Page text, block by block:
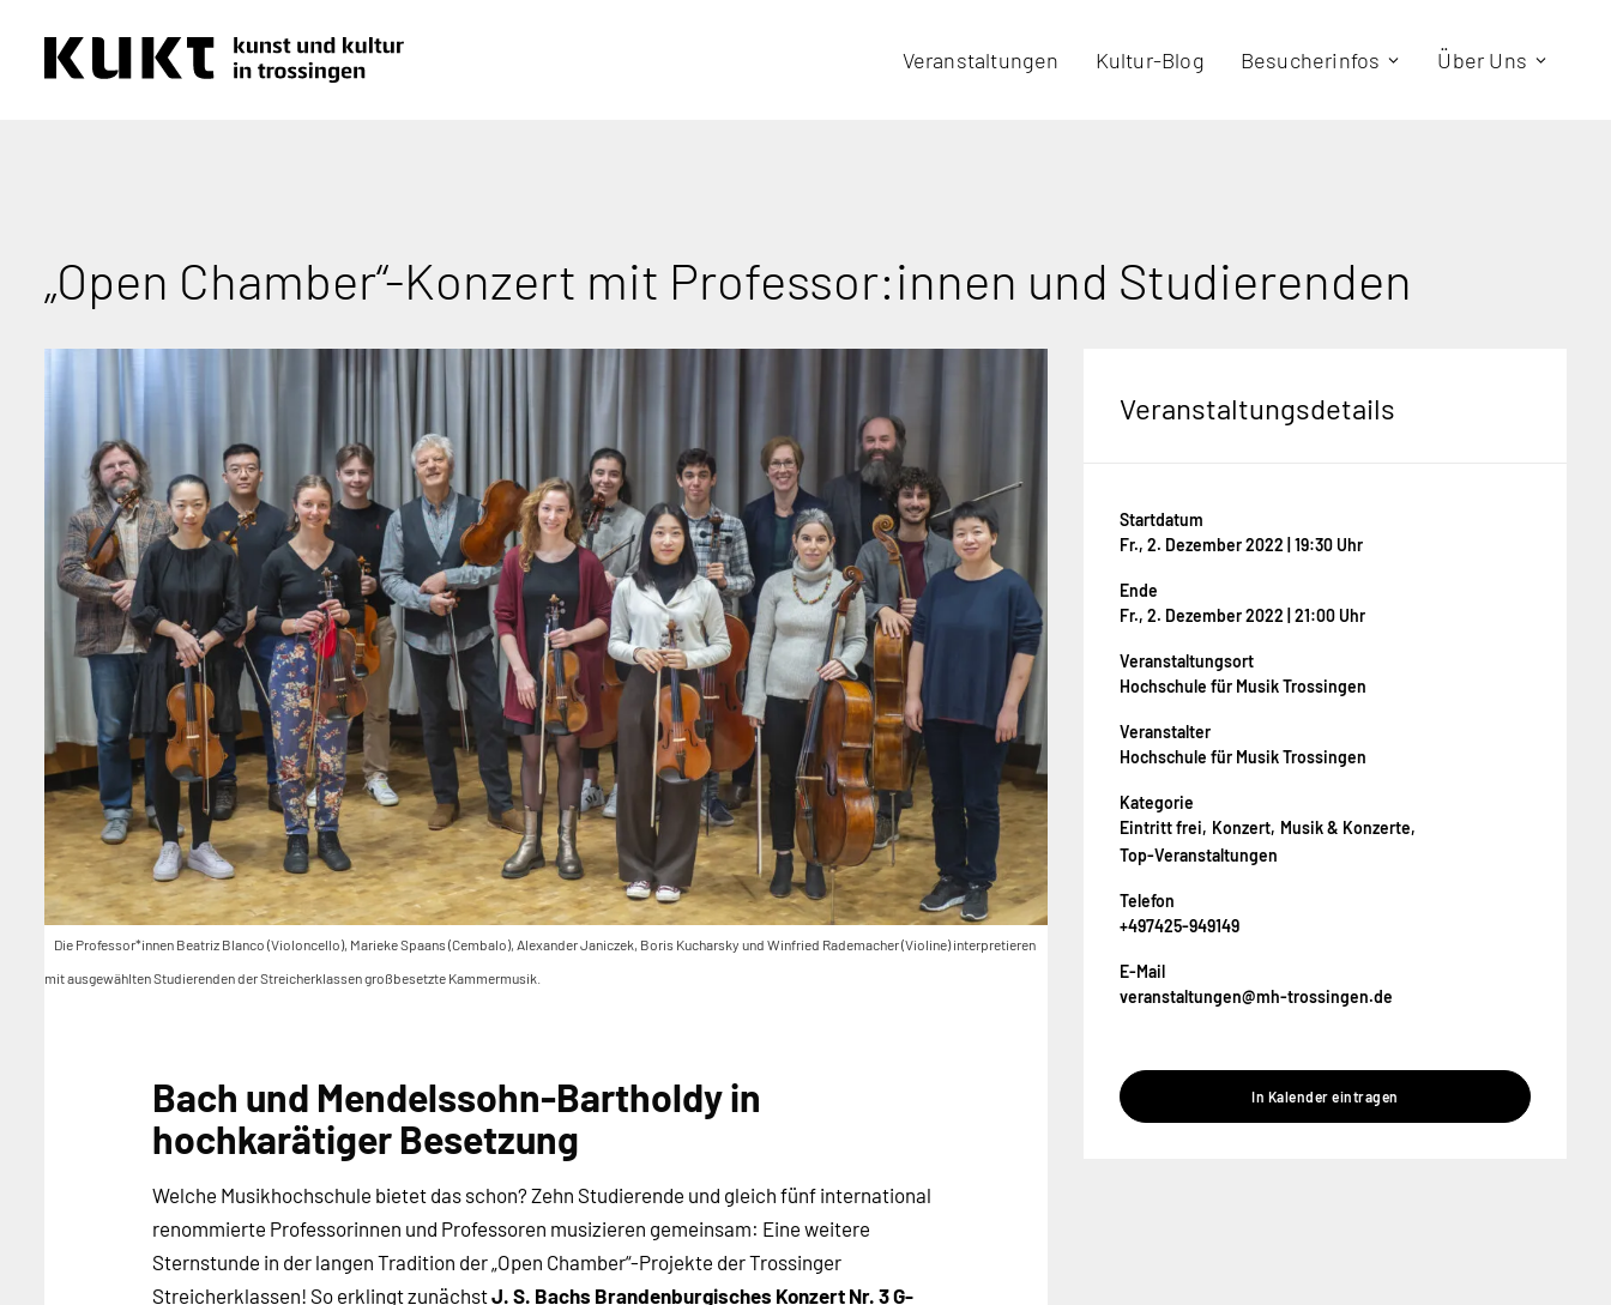
Veranstaltungen Kultur-Blog Besucherinfos Über Uns
„Open Chamber“-Konzert mit Professor:innen und Studierenden
Die Professor*innen Beatriz Blanco (Violoncello), Marieke Spaans (Cembalo), Alexander Janiczek, Boris Kucharsky und Winfried Rademacher (Violine) interpretieren
mit ausgewählten Studierenden der Streicherklassen großbesetzte Kammermusik.
Bach und Mendelssohn-Bartholdy in
hochkarätiger Besetzung
Welche Musikhochschule bietet das schon? Zehn Studierende und gleich fünf international
renommierte Professorinnen und Professoren musizieren gemeinsam: Eine weitere
Sternstunde in der langen Tradition der „Open Chamber“-Projekte der Trossinger
Streicherklassen! So erklingt zunächstJ. S. Bachs Brandenburgisches Konzert Nr. 3 G-
Veranstaltungsdetails
Startdatum
Fr., 2. Dezember 2022 | 19:30 Uhr
Ende
Fr., 2. Dezember 2022 | 21:00 Uhr
Veranstaltungsort
Hochschule für Musik Trossingen
Veranstalter
Hochschule für Musik Trossingen
Kategorie
Eintritt frei Konzert Musik & Konzerte
Top-Veranstaltungen
Telefon
+497425-949149
E-Mail
veranstaltungen@mh-trossingen.de
In Kalender eintragen